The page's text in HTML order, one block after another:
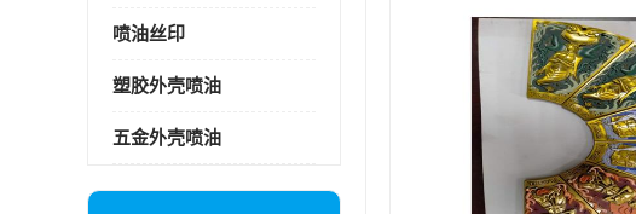
喷油丝印
塑胶外壳喷油
五金外壳喷油